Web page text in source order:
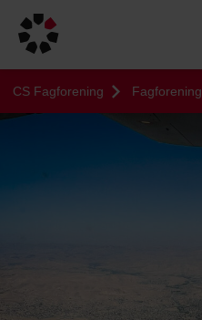
CS Fagforening Fagforening